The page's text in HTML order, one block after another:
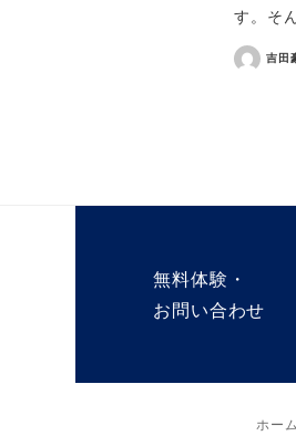
す。そ
吉田
無料体験・
お問い合わせ
ホー